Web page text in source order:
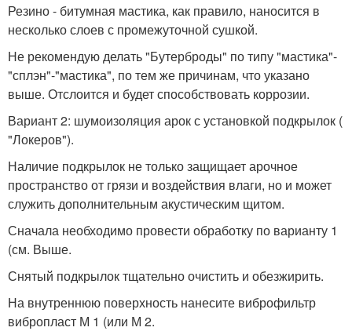
Резино - битумная мастика, как правило, наносится в
несколько слоев с промежуточной сушкой.
Не рекомендую делать "Бутерброды" по типу "мастика"-
"сплэн"-"мастика", по тем же причинам, что указано
выше. Отслоится и будет способствовать коррозии.
Вариант 2: шумоизоляция арок с установкой подкрылок (
"Локеров").
Наличие подкрылок не только защищает арочное
пространство от грязи и воздействия влаги, но и может
служить дополнительным акустическим щитом.
Сначала необходимо провести обработку по варианту 1
(см. Выше.
Снятый подкрылок тщательно очистить и обезжирить.
На внутреннюю поверхность нанесите виброфильтр
вибропласт М 1 (или М 2.